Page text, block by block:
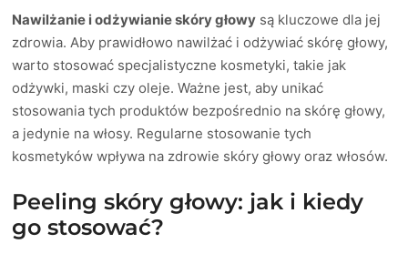
Nawilżanie i odżywianie skóry głowy są kluczowe dla jej
zdrowia. Aby prawidłowo nawilżać i odżywiać skórę głowy,
warto stosować specjalistyczne kosmetyki, takie jak
odżywki, maski czy oleje. Ważne jest, aby unikać
stosowania tych produktów bezpośrednio na skórę głowy,
a jedynie na włosy. Regularne stosowanie tych
kosmetyków wpływa na zdrowie skóry głowy oraz włosów.
Peeling skóry głowy: jak i kiedy
go stosować?